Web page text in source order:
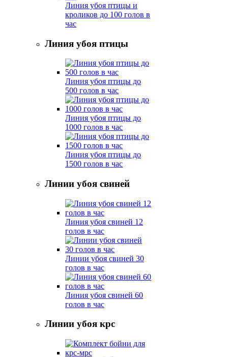
Линия убоя птицы и
кроликов до 100 голов в
час
Линия убоя птицы
Линия убоя птицы до
500 голов в час
Линия убоя птицы до
1000 голов в час
Линия убоя птицы до
1500 голов в час
Линии убоя свиней
Линия убоя свиней 12
голов в час
Линии убоя свиней 30
голов в час
Линия убоя свиней 60
голов в час
Линии убоя крс